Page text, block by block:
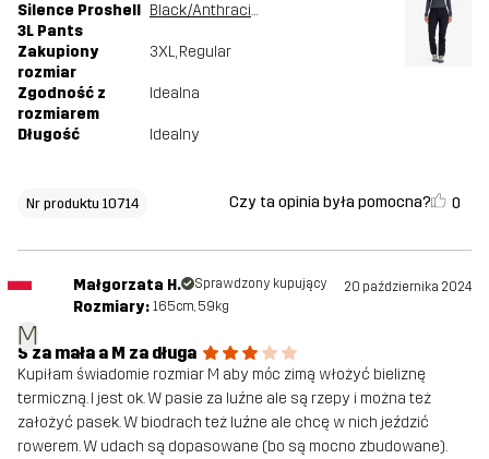
Silence Proshell
3L Pants
Black/Anthracite
Zakupiony
rozmiar
3XL, Regular
Zgodność z
rozmiarem
Idealna
Długość Idealny
Nr produktu 10714 Czy ta opinia była pomocna? 0
M
Małgorzata H. Sprawdzony kupujący 20 października 2024
Rozmiary: 165cm, 59kg
S za mała a M za długa
Kupiłam świadomie rozmiar M aby móc zimą włożyć bieliznę
termiczną. I jest ok. W pasie za luźne ale są rzepy i można też
założyć pasek. W biodrach też luźne ale chcę w nich jeździć
rowerem. W udach są dopasowane (bo są mocno zbudowane).